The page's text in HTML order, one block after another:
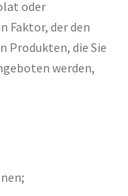
oder
Faktor, der den
Produkten, die Sie
werden,